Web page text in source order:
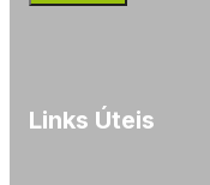
Links Úteis